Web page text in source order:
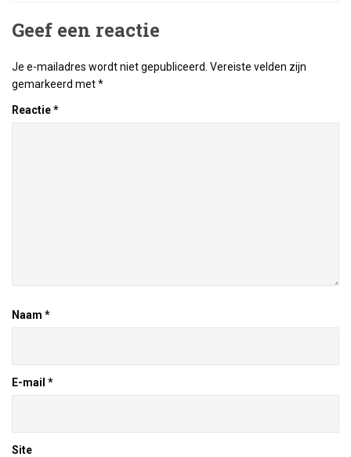
Geef een reactie
Je e-mailadres wordt niet gepubliceerd. Vereiste velden zijn
gemarkeerd met*
Reactie*
Naam *
E-mail *
Site